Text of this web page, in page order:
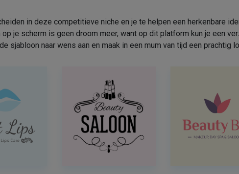
in deze competitieve niche en je te helpen een herkenbare
je scherm is geen droom meer, want op dit platform kun je een
sjabloon naar wens aan en maak in een mum van tijd een prachtig